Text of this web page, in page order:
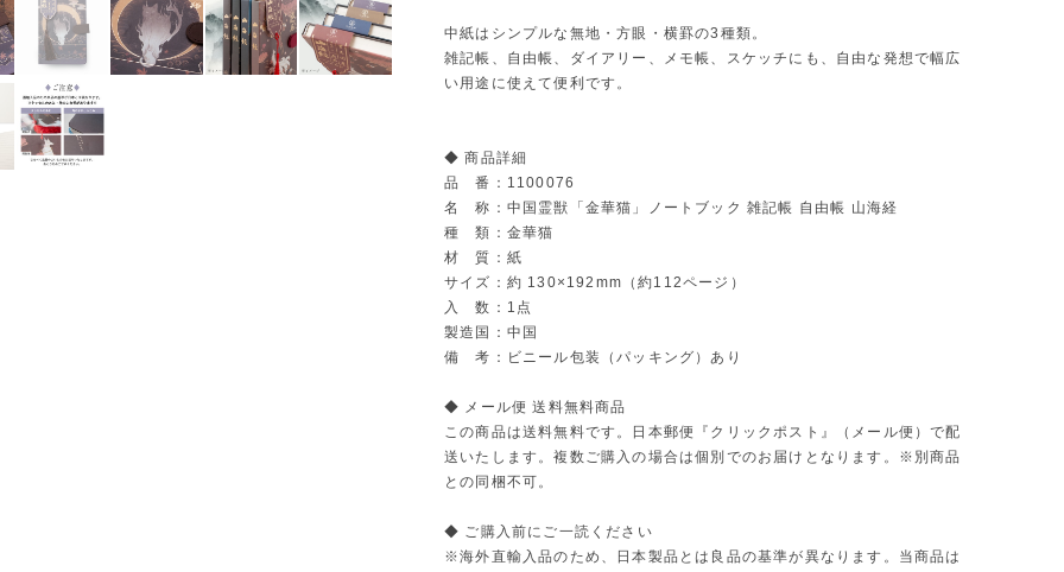
中紙はシンプルな無地・方眼・横罫の3種類。
雑記帳、自由帳、ダイアリー、メモ帳、スケッチにも、自由な発想で幅広
い用途に使えて便利です。
◆ 商品詳細
品 番：1100076
名 称：中国霊獣「金華猫」ノートブック 雑記帳 自由帳 山海経
種 類：金華猫
材 質：紙
サイズ：約 130×192mm（約112ページ）
入 数：1点
製造国：中国
備 考：ビニール包装（パッキング）あり
◆ メール便 送料無料商品
この商品は送料無料です。日本郵便『クリックポスト』（メール便）で配
送いたします。複数ご購入の場合は個別でのお届けとなります。※別商品
との同梱不可。
◆ ご購入前にご一読ください
※海外直輸入品のため、日本製品とは良品の基準が異なります。当商品は